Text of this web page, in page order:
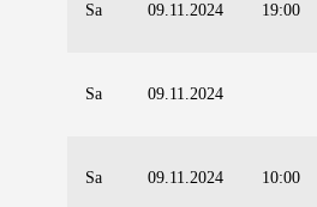
Sa 09.11.2024 19:00
Sa 09.11.2024
Sa 09.11.2024 10:00